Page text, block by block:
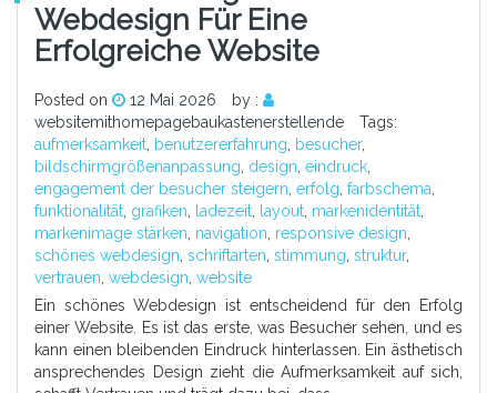
Webdesign Für Eine
Erfolgreiche Website
Posted on 12 Mai 2026
by :
websitemithomepagebaukastenerstellende
Tags:
aufmerksamkeit, benutzererfahrung, besucher,
bildschirmgrößenanpassung, design, eindruck,
engagement der besucher steigern, erfolg, farbschema,
funktionalität, grafiken, ladezeit, layout, markenidentität,
markenimage stärken, navigation, responsive design,
schönes webdesign, schriftarten, stimmung, struktur,
vertrauen, webdesign, website
Ein schönes Webdesign ist entscheidend für den Erfolg
einer Website. Es ist das erste, was Besucher sehen, und es
kann einen bleibenden Eindruck hinterlassen. Ein ästhetisch
ansprechendes Design zieht die Aufmerksamkeit auf sich,